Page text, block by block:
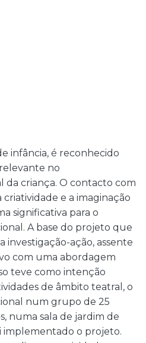
infância, é reconhecido
no
criança. O contacto com
e a imaginação
significativa para o
A base do projeto que
investigação-ação, assente
com uma abordagem
teve como intenção
de âmbito teatral, o
num grupo de 25
numa sala de jardim de
implementado o projeto.